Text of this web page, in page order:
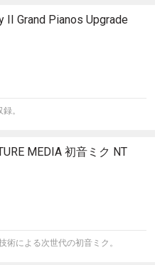
II Grand Pianos Upgrade
。
MEDIA 初音ミク NT
術による次世代の初音ミク。